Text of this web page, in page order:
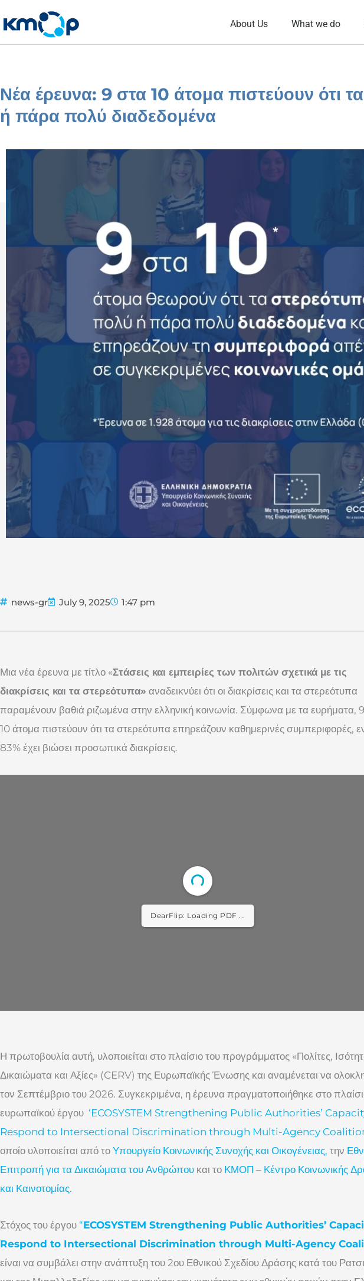
to
content
About Us What we do
Νέα έρευνα: 9 στα 10 άτομα πιστεύουν ότι
ή πάρα πολύ διαδεδομένα
news-gr July 9, 2025 1:47 pm
Μια νέα έρευνα με τίτλο «Στάσεις και εμπειρίες των πολιτών σχετικά με τις
διακρίσεις και τα στερεότυπα» αναδεικνύει ότι οι διακρίσεις και τα στερεότυπα
παραμένουν βαθιά ριζωμένα στην ελληνική κοινωνία. Σύμφωνα με τα ευρήματα,
10 άτομα πιστεύουν ότι τα στερεότυπα επηρεάζουν καθημερινές συμπεριφορές,
83% έχει βιώσει προσωπικά διακρίσεις.
DearFlip: Loading PDF 19% ...
Η πρωτοβουλία αυτή, υλοποιείται στο πλαίσιο του προγράμματος «Πολίτες,
Δικαιώματα και Αξίες» (CERV) της Ευρωπαϊκής Ένωσης και αναμένεται να
τον Σεπτέμβριο του 2026. Συγκεκριμένα, η έρευνα πραγματοποιήθηκε στο
ευρωπαϊκού έργου ‘ECOSYSTEM Strengthening Public Authorities’
Respond to Intersectional Discrimination through Multi-Agency
οποίο υλοποιείται από το Υπουργείο Κοινωνικής Συνοχής και Οικογένειας, την
Επιτροπή για τα Δικαιώματα του Ανθρώπου και το ΚΜΟΠ – Κέντρο Κοινωνικής
και Καινοτομίας.
Στόχος του έργου “ECOSYSTEM Strengthening Public Authorities’
Respond to Intersectional Discrimination through Multi-Agency
είναι να συμβάλει στην ανάπτυξη του 2ου Εθνικού Σχεδίου Δράσης κατά του